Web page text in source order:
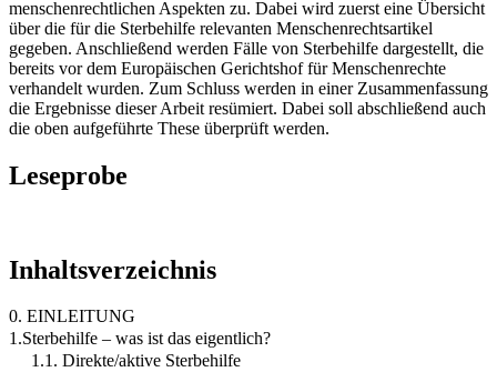
menschenrechtlichen Aspekten zu. Dabei wird zuerst eine Übersicht
über die für die Sterbehilfe relevanten Menschenrechtsartikel
gegeben. Anschließend werden Fälle von Sterbehilfe dargestellt, die
bereits vor dem Europäischen Gerichtshof für Menschenrechte
verhandelt wurden. Zum Schluss werden in einer Zusammenfassung
die Ergebnisse dieser Arbeit resümiert. Dabei soll abschließend auch
die oben aufgeführte These überprüft werden.
Leseprobe
Inhaltsverzeichnis
0. EINLEITUNG
1.Sterbehilfe – was ist das eigentlich?
1.1. Direkte/aktive Sterbehilfe